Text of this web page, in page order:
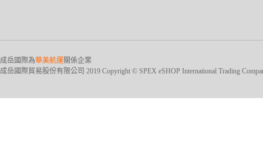
成岳國際為華美航運關係企業
成岳國際貿易股份有限公司 2019 Copyright © SPEX eSHOP International Trading